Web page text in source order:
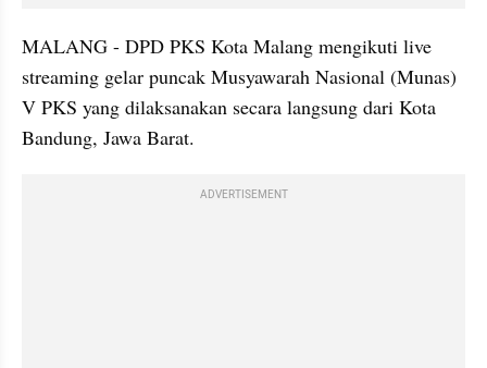
MALANG - DPD PKS Kota Malang mengikuti live
streaming gelar puncak Musyawarah Nasional (Munas)
V PKS yang dilaksanakan secara langsung dari Kota
Bandung, Jawa Barat.
ADVERTISEMENT